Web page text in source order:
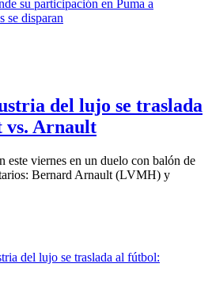
del lujo se traslada
vs. Arnault
este viernes en un duelo con balón de
Bernard Arnault (LVMH) y